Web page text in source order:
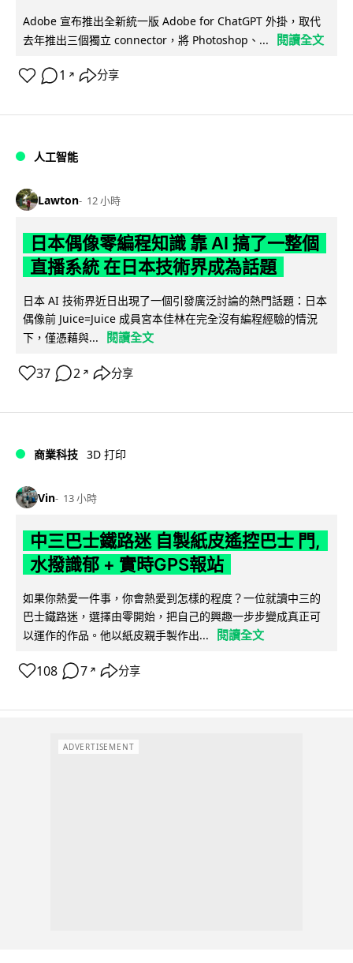
Adobe 宣布推出全新統一版 Adobe for ChatGPT 外掛，取代
去年推出三個獨立 connector，將 Photoshop、...
閱讀全文
1 ↗ 分享
人工智能
Lawton 12 小時
日本偶像零編程知識 靠 AI 搞了一整個
直播系統 在日本技術界成為話題
日本 AI 技術界近日出現了一個引發廣泛討論的熱門話題：日本
偶像前 Juice=Juice 成員宮本佳林在完全沒有編程經驗的情況
下，僅憑藉與...
閱讀全文
37 2 ↗ 分享
商業科技 3D 打印
Vin 13 小時
中三巴士鐵路迷 自製紙皮遙控巴士 門,
水撥識郁 + 實時GPS報站
如果你熱愛一件事，你會熱愛到怎樣的程度？一位就讀中三的
巴士鐵路迷，選擇由零開始，把自己的興趣一步步變成真正可
以運作的作品。他以紙皮親手製作出...
閱讀全文
108 7 ↗ 分享
ADVERTISEMENT